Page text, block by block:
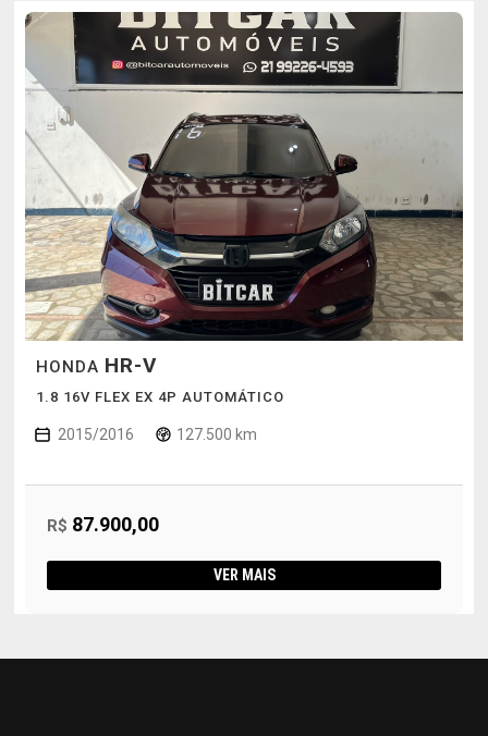
HONDA HR-V
1.8 16V FLEX EX 4P AUTOMÁTICO
2015/2016 127.500 km
R$ 87.900,00
VER MAIS